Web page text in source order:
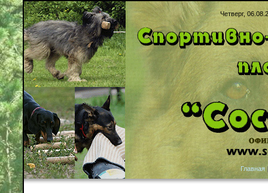
Четверг,
Главная